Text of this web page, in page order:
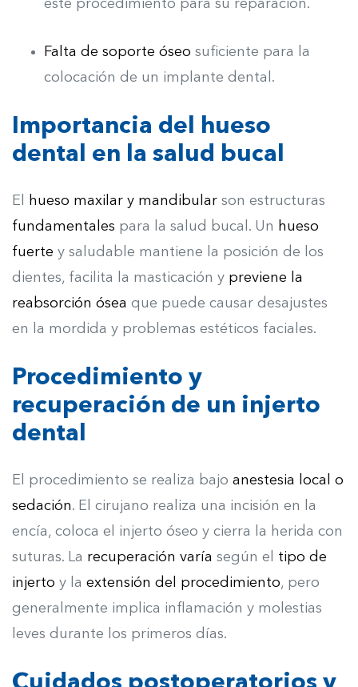
este procedimiento para su reparación.
Falta de soporte óseo suficiente para la
colocación de un implante dental.
Importancia del hueso
dental en la salud bucal
El hueso maxilar y mandibular son estructuras
fundamentales para la salud bucal. Un hueso
fuerte y saludable mantiene la posición de los
dientes, facilita la masticación y previene la
reabsorción ósea que puede causar desajustes
en la mordida y problemas estéticos faciales.
Procedimiento y
recuperación de un injerto
dental
El procedimiento se realiza bajo anestesia local o
sedación. El cirujano realiza una incisión en la
encía, coloca el injerto óseo y cierra la herida con
suturas. La recuperación varía según el tipo de
injerto y la extensión del procedimiento, pero
generalmente implica inflamación y molestias
leves durante los primeros días.